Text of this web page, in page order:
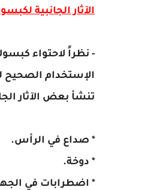
الآثار الجانبية
- نظراً لاحتواء
الإستخدام الصحيح
تنشأ بعض الآثار
* صداع في الرأس.
* دوخة.
* اضطرابات في